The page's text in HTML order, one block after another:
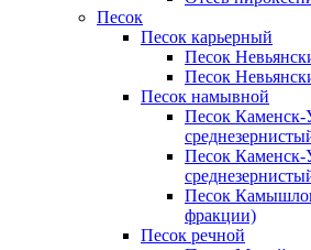
Песок
Песок карьерный
Песок
Песок
Песок намывной
Песок Каменск-
Песок Каменск-
Песок
фракции)
Песок речной